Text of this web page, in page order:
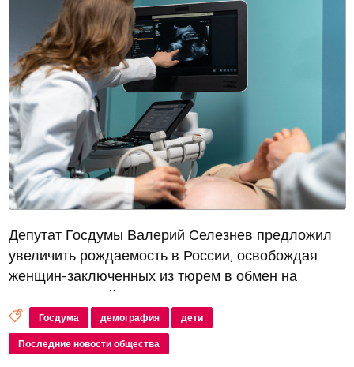
Депутат Госдумы Валерий Селезнев предложил
увеличить рождаемость в России, освобождая
женщин-заключенных из тюрем в обмен на
рождение детей
Госдума демография дети
Последние новости общества